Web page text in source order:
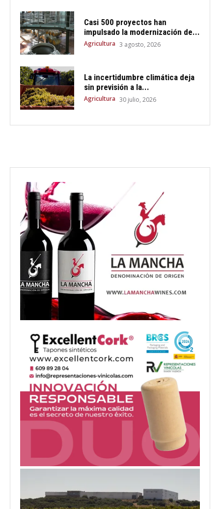
Casi 500 proyectos han
impulsado la modernización de...
Agricultura 3 agosto, 2026
La incertidumbre climática deja
sin previsión a la...
Agricultura 30 julio, 2026